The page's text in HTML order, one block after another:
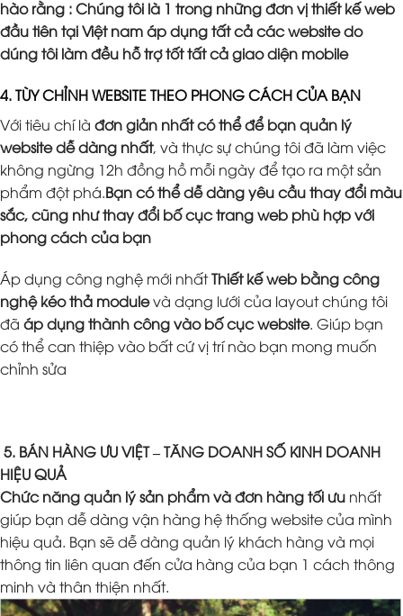
hào rằng : Chúng tôi là 1 trong những đơn vị thiết kế web
đầu tiên tại Việt nam áp dụng tất cả các website do
dúng tôi làm đều hỗ trợ tốt tất cả giao diện mobile
4. TÙY CHỈNH WEBSITE THEO PHONG CÁCH CỦA BẠN
Với tiêu chí là đơn giản nhất có thể để bạn quản lý
website dễ dàng nhất, và thực sự chúng tôi đã làm việc
không ngừng 12h đồng hồ mỗi ngày để tạo ra một sản
phẩm đột phá.Bạn có thể dễ dàng yêu cầu thay đổi màu
sắc, cũng như thay đổi bố cục trang web phù hợp với
phong cách của bạn
Áp dụng công nghệ mới nhấtThiết kế web bằng công
nghệ kéo thả modulevà dạng lưới của layout chúng tôi
đã áp dụng thành công vào bố cục website. Giúp bạn
có thể can thiệp vào bất cứ vị trí nào bạn mong muốn
chỉnh sửa
5. BÁN HÀNG ƯU VIỆT – TĂNG DOANH SỐ KINH DOANH
HIỆU QUẢ
Chức năng quản lý sản phẩm và đơn hàng tối ưu nhất
giúp bạn dễ dàng vận hàng hệ thống website của mình
hiệu quả. Bạn sẽ dễ dàng quản lý khách hàng và mọi
thông tin liên quan đến cửa hàng của bạn 1 cách thông
minh và thân thiện nhất.